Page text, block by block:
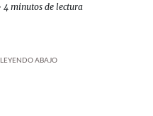
4 minutos de lectura
ABAJO